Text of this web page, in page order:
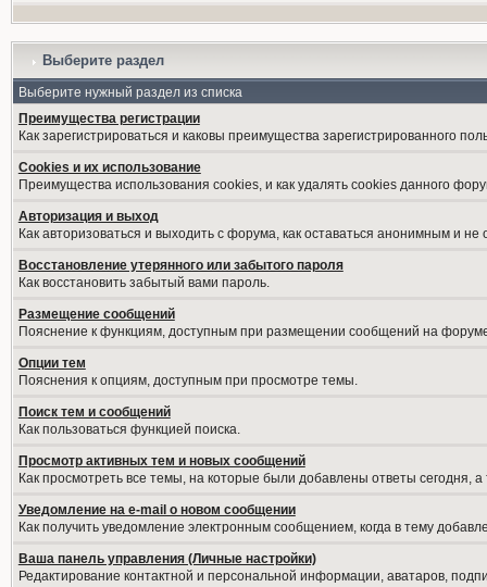
Выберите раздел
Выберите нужный раздел из списка
Преимущества регистрации
Как зарегистрироваться и каковы преимущества зарегистрированного
Cookies и их использование
Преимущества использования cookies, и как удалять cookies данного
Авторизация и выход
Как авторизоваться и выходить с форума, как оставаться анонимным и
Восстановление утерянного или забытого пароля
Как восстановить забытый вами пароль.
Размещение сообщений
Пояснение к функциям, доступным при размещении сообщений на
Опции тем
Пояснения к опциям, доступным при просмотре темы.
Поиск тем и сообщений
Как пользоваться функцией поиска.
Просмотр активных тем и новых сообщений
Как просмотреть все темы, на которые были добавлены ответы сегодня,
Уведомление на е-mail о новом сообщении
Как получить уведомление электронным сообщением, когда в тему
Ваша панель управления (Личные настройки)
Редактирование контактной и персональной информации, аватаров,